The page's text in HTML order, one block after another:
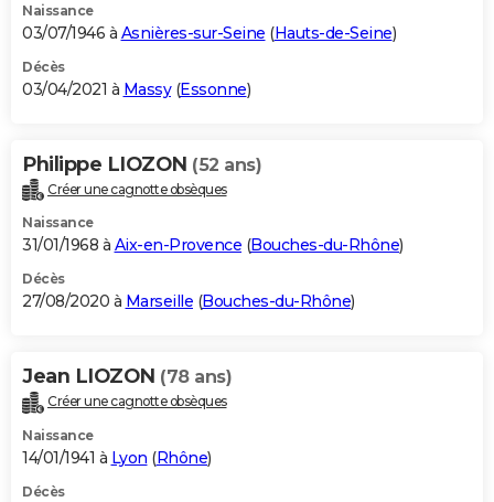
Naissance
03/07/1946 à Asnières-sur-Seine (Hauts-de-Seine)
Décès
03/04/2021 à Massy(Essonne)
Philippe LIOZON (52 ans)
Créer une cagnotte obsèques
Naissance
31/01/1968 à Aix-en-Provence (Bouches-du-Rhône)
Décès
27/08/2020 à Marseille (Bouches-du-Rhône)
Jean LIOZON (78 ans)
Créer une cagnotte obsèques
Naissance
14/01/1941 à Lyon (Rhône)
Décès